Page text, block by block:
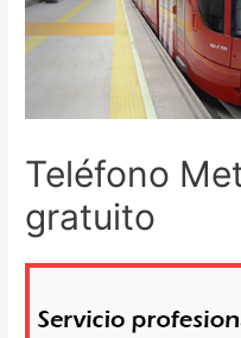
Teléfono
gratuito